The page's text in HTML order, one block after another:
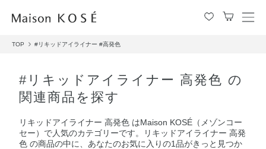
メ
TOP #リキッドアイライナー #高発色
#リキッドアイライナー 高発色 の
関連商品を探す
リキッドアイライナー 高発色 はMaison KOSÉ（メゾンコー
セー）で人気のカテゴリーです。リキッドアイライナー 高発
色 の商品の中に、あなたのお気に入りの1品がきっと見つか